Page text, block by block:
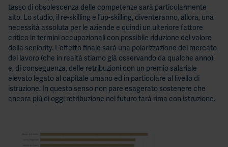
tasso di obsolescenza delle competenze sarà particolarmente
alto. Lo studio, il re-skilling e l’up-skilling, diventeranno, allora, una
necessità assoluta per le aziende e quindi un ulteriore fattore
critico in termini occupazionali con possibile riduzione del valore
della seniority. L’effetto finale sarà una polarizzazione del mercato
del lavoro (che in realtà stiamo già osservando da qualche anno)
e, di conseguenza, delle retribuzioni con un premio salariale
elevato legato al capitale umano ed in particolare al livello di
istruzione. In questo senso non pare esagerato sostenere che
ancora più di oggi retribuzione nel futuro farà rima con istruzione.